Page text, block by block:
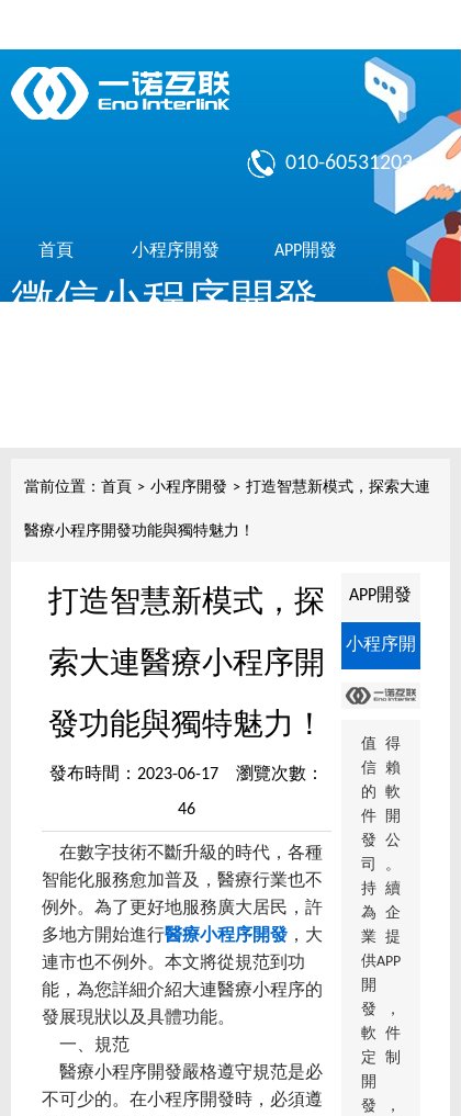
010-60531203
首頁 小程序開發 APP開發
微信小程序開發
當前位置： 首頁 > 小程序開發 > 打造智慧新模式，探索大連
醫療小程序開發功能與獨特魅力！
打造智慧新模式，探
索大連醫療小程序開
發功能與獨特魅力！
發布時間：2023-06-17 瀏覽次數：
46
在數字技術不斷升級的時代，各種
智能化服務愈加普及，醫療行業也不
例外。為了更好地服務廣大居民，許
多地方開始進行醫療小程序開發 ，大
連市也不例外。本文將從規范到功
能，為您詳細介紹大連醫療小程序的
發展現狀以及具體功能。
一、規范
醫療小程序開發嚴格遵守規范是必
不可少的。在小程序開發時，必須遵
APP開發
小程序開
發
值得
信賴
的軟
件開
發公
司。
持續
為企
業提
供APP
開
發，
軟件
定制
開
發，